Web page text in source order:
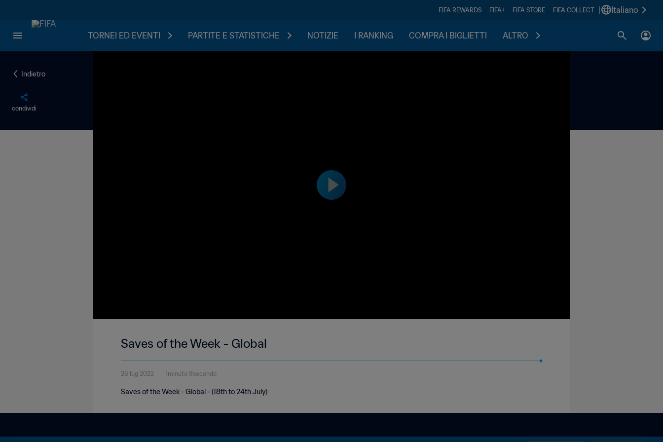
FIFA REWARDS FIFA+ FIFA STORE FIFA COLLECT Italiano
TORNEI ED EVENTI PARTITE E STATISTICHE NOTIZIE I RANKING COMPRA I BIGLIETTI ALTRO
Indietro
condividi
Saves of the Week - Global
26 lug 2022 1minuto 9secondo
Saves of the Week - Global - (18th to 24th July)